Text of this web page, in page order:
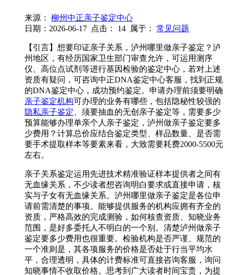
来源：
柳州中正亲子鉴定中心
日期：2026-06-17 点击： 14 属于： 常见问题
【引言】想要印证亲子关系，泸州哪里做亲子鉴定？泸
州地区，有经历国家卫生部门审查允许，可运用测序
仪、高位点试剂等进行基因检验的鉴定中心，若对上述
资质有疑问，可咨询中正DNA鉴定中心客服，找到正规
的DNA鉴定中心，成功预约鉴定。申请办理前须要明确
亲子鉴定机构可办理的业务有哪些，包括隐秘性较强的
隐私亲子鉴定 、须要抽血的无创亲子鉴定等，需要多少
预算能够办理单亲个人亲子鉴定，泸州做亲子鉴定要多
少费用？计算总价应结合鉴定类型、样品数量、是否需
要手术提取样本等要素来看，大致需要耗费2000-5500元
左右。
亲子关系鉴定运用先进技术精准验证样本提供者之间有
无血缘关系，不少读者想咨询明白要求或直接申请，核
实与子女有无血缘关系。泸州哪里做亲子鉴定是各位申
请前需清楚的事项。能够提供服务的机构应拥有齐全的
资质，严格高效的完成测验，如何核查资质、知晓业务
范围，是好多委托人不明白的一个别。清楚泸州做亲子
鉴定要多少费用也很重要。检验机构是否严谨、规范的
一个准则是，其各项服务的价格是否处于行当平均水
平，合理透明，具体的计费标准可直接咨询客服，询问
知晓事情不收取价格。思考到广大读者时间宝贵，为提